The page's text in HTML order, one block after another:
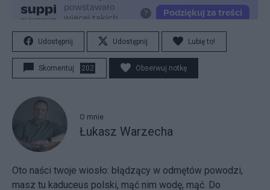
Udostępnij Udostępnij Lubię to!
Skomentuj 202 Obserwuj notkę
O mnie
Łukasz Warzecha
Oto naści twoje wiosło: błądzący w odmętów powodzi,
masz tu kaduceus polski, mąć nim wodę, mąć. Do